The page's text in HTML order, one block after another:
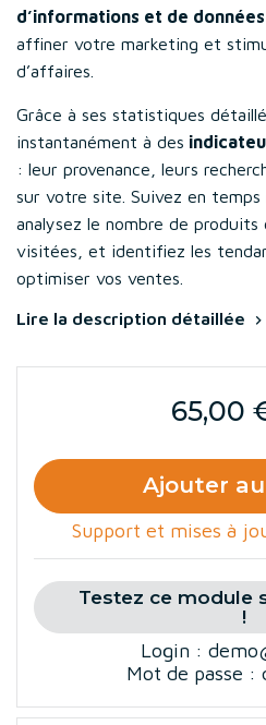
d’informations et de
affiner votre marketing et
d’affaires.
Grâce à ses statistiques
instantanément à des
: leur provenance, leurs
sur votre site. Suivez en temps
analysez le nombre de produits
visitées, et identifiez les
optimiser vos ventes.
Lire la description détaillée 
65,00
Ajouter
Support et mises à
Testez ce module
!
Login :
Mot de passe :